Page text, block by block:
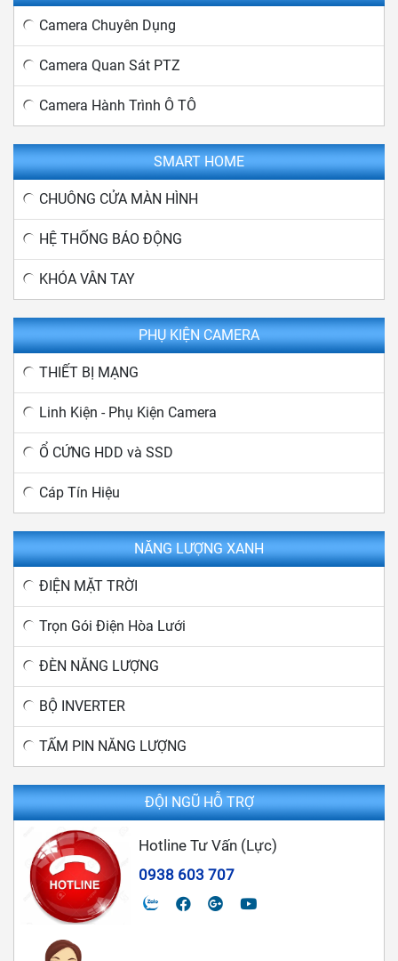
Camera Chuyên Dụng
Camera Quan Sát PTZ
Camera Hành Trình Ô TÔ
SMART HOME
CHUÔNG CỬA MÀN HÌNH
HỆ THỐNG BÁO ĐỘNG
KHÓA VÂN TAY
PHỤ KIỆN CAMERA
THIẾT BỊ MẠNG
Linh Kiện - Phụ Kiện Camera
Ổ CỨNG HDD và SSD
Cáp Tín Hiệu
NĂNG LƯỢNG XANH
ĐIỆN MẶT TRỜI
Trọn Gói Điện Hòa Lưới
ĐÈN NĂNG LƯỢNG
BỘ INVERTER
TẤM PIN NĂNG LƯỢNG
ĐỘI NGŨ HỖ TRỢ
Hotline Tư Vấn (Lực)
0938 603 707